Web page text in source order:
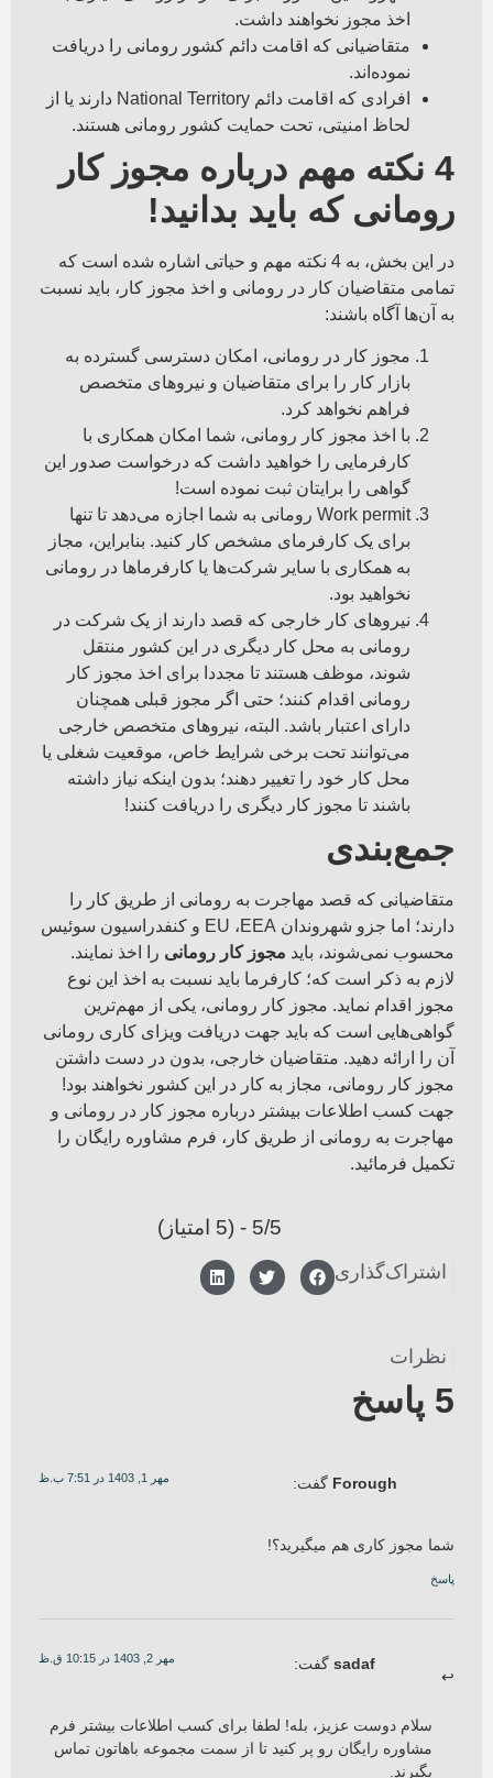
اخذ مجوز نخواهند داشت.
متقاضیانی که اقامت دائم کشور رومانی را دریافت
نموده‌اند.
افرادی که اقامت دائم National Territory دارند یا از
لحاظ امنیتی، تحت حمایت کشور رومانی هستند.
4 نکته مهم درباره مجوز کار
رومانی که باید بدانید!
در این بخش، به 4 نکته مهم و حیاتی اشاره شده است که
تمامی متقاضیان کار در رومانی و اخذ مجوز کار، باید نسبت
به آن‌ها آگاه باشند:
مجوز کار در رومانی، امکان دسترسی گسترده به
بازار کار را برای متقاضیان و نیروهای متخصص
فراهم نخواهد کرد.
با اخذ مجوز کار رومانی، شما امکان همکاری با
کارفرمایی را خواهید داشت که درخواست صدور این
گواهی را برایتان ثبت نموده است!
Work permit رومانی به شما اجازه می‌دهد تا تنها
برای یک کارفرمای مشخص کار کنید. بنابراین، مجاز
به همکاری با سایر شرکت‌ها یا کارفرماها در رومانی
نخواهید بود.
نیروهای کار خارجی که قصد دارند از یک شرکت در
رومانی به محل کار دیگری در این کشور منتقل
شوند، موظف هستند تا مجددا برای اخذ مجوز کار
رومانی اقدام کنند؛ حتی اگر مجوز قبلی همچنان
دارای اعتبار باشد. البته، نیروهای متخصص خارجی
می‌توانند تحت برخی شرایط خاص، موقعیت شغلی یا
محل کار خود را تغییر دهند؛ بدون اینکه نیاز داشته
باشند تا مجوز کار دیگری را دریافت کنند!
جمع‌بندی
متقاضیانی که قصد مهاجرت به رومانی از طریق کار را
دارند؛ اما جزو شهروندان EU ،EEA و کنفدراسیون سوئیس
محسوب نمی‌شوند، باید مجوز کار رومانی را اخذ نمایند.
لازم به ذکر است که؛ کارفرما باید نسبت به اخذ این نوع
مجوز اقدام نماید. مجوز کار رومانی، یکی از مهم‌ترین
گواهی‌هایی است که باید جهت دریافت ویزای کاری رومانی
آن را ارائه دهید. متقاضیان خارجی، بدون در دست داشتن
مجوز کار رومانی، مجاز به کار در این کشور نخواهند بود!
جهت کسب اطلاعات بیشتر درباره مجوز کار در رومانی و
مهاجرت به رومانی از طریق کار، فرم مشاوره رایگان را
تکمیل فرمائید.
5/5 - (5 امتیاز)
اشتراک‌گذاری
نظرات
5 پاسخ
Forough گفت: مهر 1, 1403 در 7:51 ب.ظ
شما مجوز کاری هم میگیرید؟!
پاسخ
sadaf گفت: مهر 2, 1403 در 10:15 ق.ظ
سلام دوست عزیز، بله! لطفا برای کسب اطلاعات بیشتر فرم
مشاوره رایگان رو پر کنید تا از سمت مجموعه باهاتون تماس
بگیرند.